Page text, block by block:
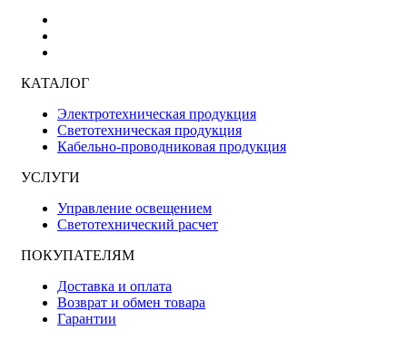
КАТАЛОГ
Электротехническая продукция
Светотехническая продукция
Кабельно-проводниковая продукция
УСЛУГИ
Управление освещением
Светотехнический расчет
ПОКУПАТЕЛЯМ
Доставка и оплата
Возврат и обмен товара
Гарантии